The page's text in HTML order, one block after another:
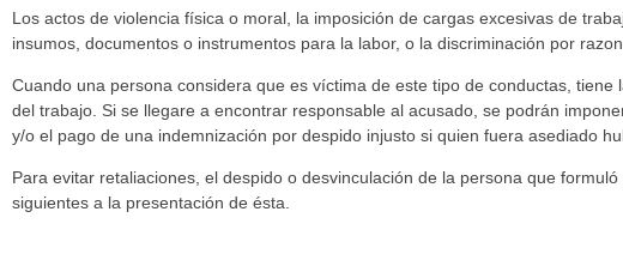
Los actos de violencia física o moral, la imposición de cargas excesivas de
insumos, documentos o instrumentos para la labor, o la discriminación por
Cuando una persona considera que es víctima de este tipo de conductas,
del trabajo. Si se llegare a encontrar responsable al acusado, se podrán
y/o el pago de una indemnización por despido injusto si quien fuera asediado
Para evitar retaliaciones, el despido o desvinculación de la persona que
siguientes a la presentación de ésta.